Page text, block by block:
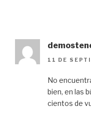
11 DE
No
bien, en las
cientos de